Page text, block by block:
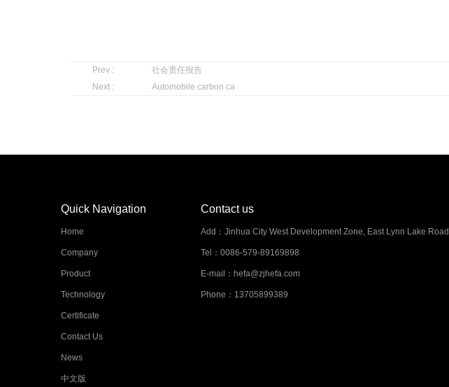
Prev :
社会责任报告
Next :
Automobile carbon ca
Quick Navigation
Home
Company
Product
Technology
Certificate
Contact Us
News
中文版
Contact us
Add： Jinhua City West Development Zone, East Lynn Lake Road
Tel： 0086-579-89169898
E-mail： hefa@zjhefa.com
Phone： 13705899389